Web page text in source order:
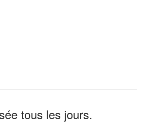
tous les jours.